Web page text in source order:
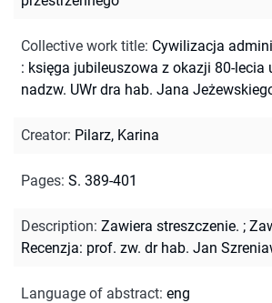
Collective work title: Cywilizacja
: księga jubileuszowa z okazji 80-lecia
nadzw. UWr dra hab. Jana
Creator: Pilarz, Karina
Pages: S. 389-401
Description: Zawiera streszczenie. ;
Recenzja: prof. zw. dr hab. Jan
Language of abstract: eng